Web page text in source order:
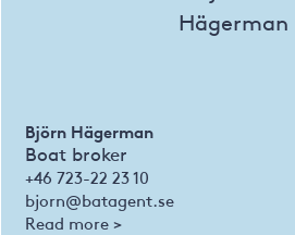
Björn Hägerman
Boat broker
+46 723-22 23 10
bjorn@batagent.se
Read more >